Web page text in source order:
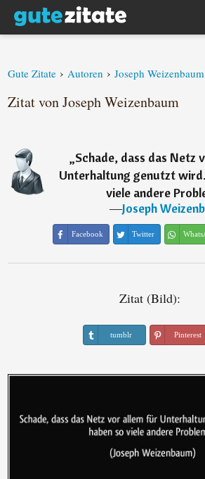
Gute Zitate › Autoren › Joseph Weizenbaum
Zitat von Joseph Weizenbaum
„Schade, dass das Netz
Unterhaltung genutzt
viele andere
―Joseph
Facebook Twitter
Zitat (Bild):
tumblr Pinterest